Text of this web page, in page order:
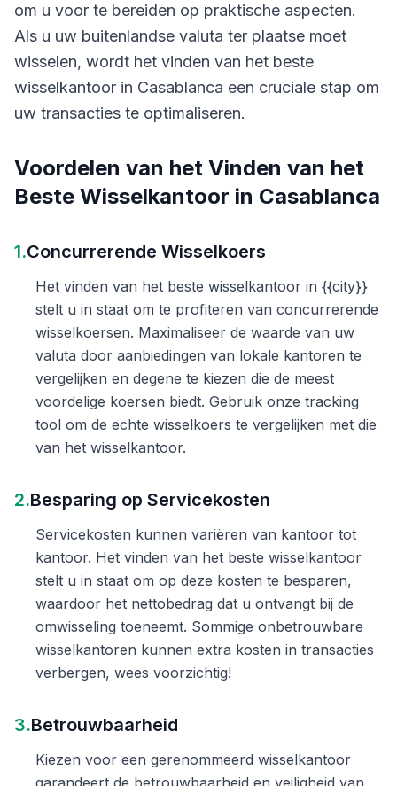
om u voor te bereiden op praktische aspecten.
Als u uw buitenlandse valuta ter plaatse moet
wisselen, wordt het vinden van het beste
wisselkantoor in Casablanca een cruciale stap om
uw transacties te optimaliseren.
Voordelen van het Vinden van het
Beste Wisselkantoor in Casablanca
1.Concurrerende Wisselkoers
Het vinden van het beste wisselkantoor in {{city}}
stelt u in staat om te profiteren van concurrerende
wisselkoersen. Maximaliseer de waarde van uw
valuta door aanbiedingen van lokale kantoren te
vergelijken en degene te kiezen die de meest
voordelige koersen biedt. Gebruik onze tracking
tool om de echte wisselkoers te vergelijken met die
van het wisselkantoor.
2.Besparing op Servicekosten
Servicekosten kunnen variëren van kantoor tot
kantoor. Het vinden van het beste wisselkantoor
stelt u in staat om op deze kosten te besparen,
waardoor het nettobedrag dat u ontvangt bij de
omwisseling toeneemt. Sommige onbetrouwbare
wisselkantoren kunnen extra kosten in transacties
verbergen, wees voorzichtig!
3.Betrouwbaarheid
Kiezen voor een gerenommeerd wisselkantoor
garandeert de betrouwbaarheid en veiligheid van